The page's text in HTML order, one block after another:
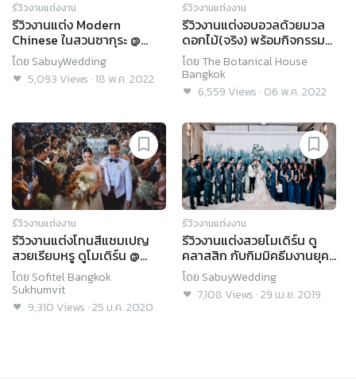
รีวิวงานแต่งงาน
รีวิวงานแต่ง Modern
Chinese ในสวนซากุระ @
Millennium Hilton
Bangkok
โดย SabuyWedding
5,093 Views ·18 พ.ค. 2022
รีวิวงานแต่งงาน
รีวิวงานแต่งอบอวลด้วยมวล
ดอกไม้(จริง) พร้อมกิจกรรม
น่าทำตามเพียบ @ The
Botanical House
โดย The Botanical House
Bangkok
6,559 Views · 06 พ.ค. 2022
รีวิวงานแต่งงาน
รีวิวงานแต่งโทนสีแชมเปญ
สวยเรียบหรู ดูโมเดิร์น @
Sofitel Bangkok
Sukhumvit
โดย Sofitel Bangkok
Sukhumvit
9,310 Views ·25 ม.ค. 2020
รีวิวงานแต่งงาน
รีวิวงานแต่งสวยโมเดิร์น ดู
คลาสสิก กับกิมมิคธีมงานยุค
90 @ Siam Kempinski
hotel
โดย SabuyWedding
7,108 Views ·29 เม.ย. 2019